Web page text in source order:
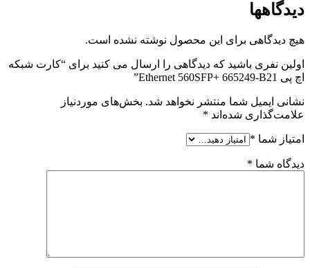
دیدگاهها
هیچ دیدگاهی برای این محصول نوشته نشده است.
اولین نفری باشید که دیدگاهی را ارسال می کنید برای “کارت شبکه
اچ پی Ethernet 560SFP+ 665249-B21”
نشانی ایمیل شما منتشر نخواهد شد. بخش‌های موردنیاز
علامت‌گذاری شده‌اند *
امتیاز شما *
دیدگاه شما *